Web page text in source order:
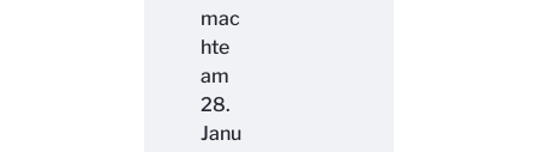
mac
hte
am
28.
Janu